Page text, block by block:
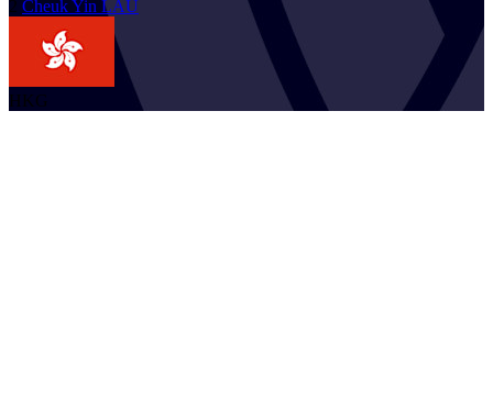
2 Cheuk Yin LAU
HKG